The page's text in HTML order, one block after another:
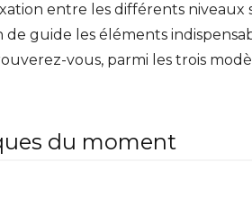
entre les différents niveaux
de guide les éléments
vous, parmi les trois
du moment